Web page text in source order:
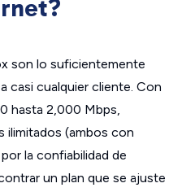
son lo suficientemente
casi cualquier cliente. Con
hasta 2,000 Mbps,
(ambos con
la confiabilidad de
un plan que se ajuste